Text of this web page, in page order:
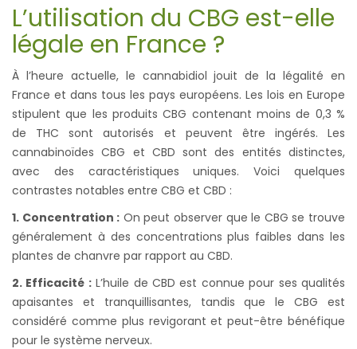
L’utilisation du CBG est-elle
légale en France ?
À l’heure actuelle, le cannabidiol jouit de la légalité en
France et dans tous les pays européens. Les lois en Europe
stipulent que les produits CBG contenant moins de 0,3 %
de THC sont autorisés et peuvent être ingérés. Les
cannabinoïdes CBG et CBD sont des entités distinctes,
avec des caractéristiques uniques. Voici quelques
contrastes notables entre CBG et CBD :
1. Concentration : On peut observer que le CBG se trouve
généralement à des concentrations plus faibles dans les
plantes de chanvre par rapport au CBD.
2. Efficacité :L’huile de CBD est connue pour ses qualités
apaisantes et tranquillisantes, tandis que le CBG est
considéré comme plus revigorant et peut-être bénéfique
pour le système nerveux.